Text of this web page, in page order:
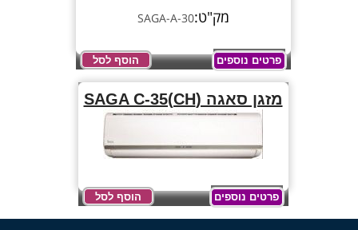
מק"ט:SAGA-A-30
פרטים נוספים הוסף לסל
מזגן סאגה (SAGA C-35(CH
פרטים נוספים הוסף לסל